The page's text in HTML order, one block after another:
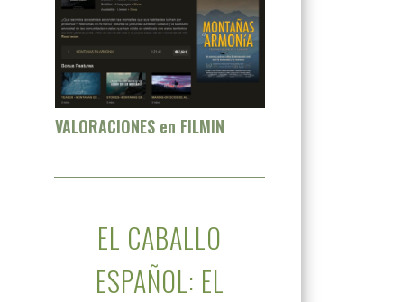
VALORACIONES en FILMIN
EL CABALLO
ESPAÑOL: EL